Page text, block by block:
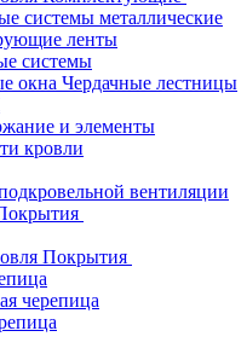
системы металлические
ленты
системы
окна Чердачные лестницы
и элементы
кровли
вентиляции
Покрытия
черепица